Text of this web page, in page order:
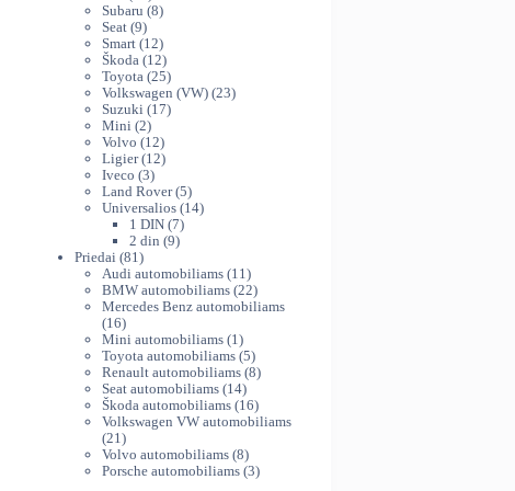
produktų
Subaru 88
Seat 99
produktai
Smart 1212
produktų
Škoda 1212
produktų
Toyota 2525
produktai
Volkswagen (VW) 2323
Suzuki 1717
Mini 22
produktai
Volvo 1212
produktų
Ligier 1212
Iveco 33
produktai
Land Rover 55
produktai
Universalios 1414
1 DIN 77
produktai
2 din 99
Priedai 81 81
produktas
Audi automobiliams 11 11
produktų
BMW automobiliams 2222
produktai
Mercedes Benz automobiliams
1616
produktų
Mini automobiliams 1 1
produktas
Toyota automobiliams 55
produktai
Renault automobiliams 88
Seat automobiliams 1414
produktų
Škoda automobiliams 1616
produktų
Volkswagen VW automobiliams
21 21
produktas
Volvo automobiliams 88
produktai
Porsche automobiliams 33